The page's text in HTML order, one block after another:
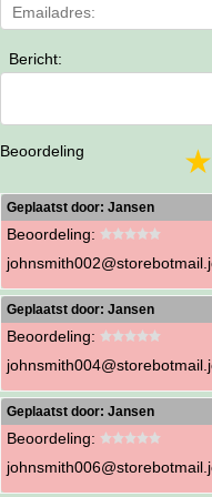
Bericht:
Beoordeling
Geplaatst door: Jansen
Beoordeling:
Geplaatst door: Jansen
Beoordeling:
Geplaatst door: Jansen
Beoordeling: